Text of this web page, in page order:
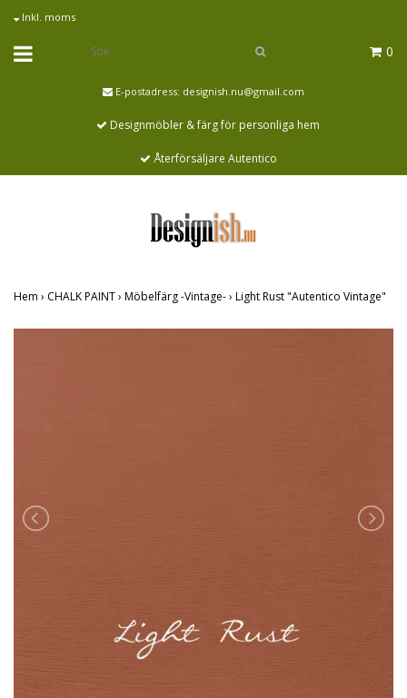
Inkl. moms
0
E-postadress: designish.nu@gmail.com
Designmöbler & färg för personliga hem
Återförsäljare Autentico
Hem › CHALK PAINT› Möbelfärg -Vintage-› Light Rust "Autentico Vintage"